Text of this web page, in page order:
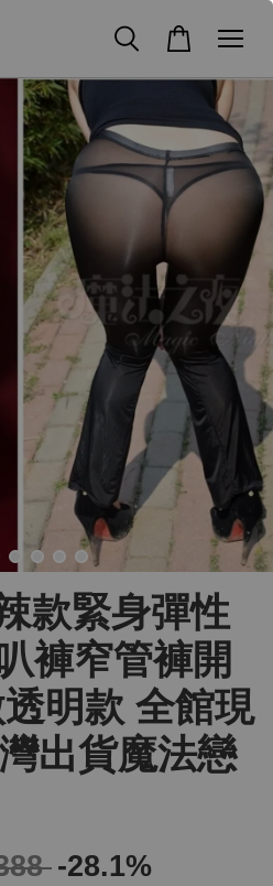
款緊身彈性
褲窄管褲開
明款 全館現
出貨魔法戀
-28.1%